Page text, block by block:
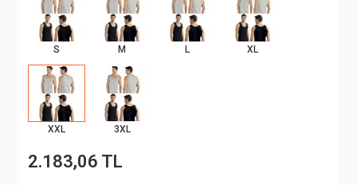
S M L XL
XXL 3XL
2.183,06 TL